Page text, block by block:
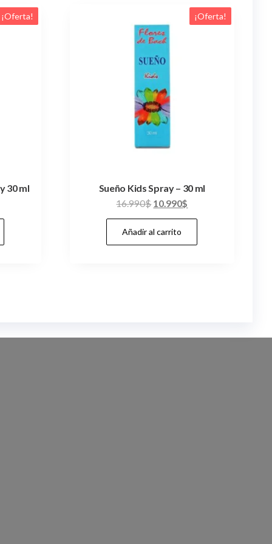
¡Oferta!
30 ml
¡Oferta!
Sueño Kids Spray – 30 ml
16.990$El
precio
original
era:
10.990$
precio
es:
Añadir al carrito